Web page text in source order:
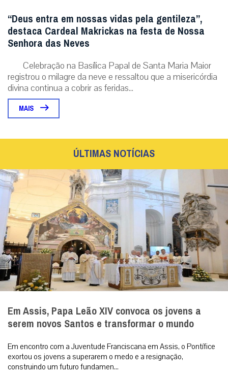
“Deus entra em nossas vidas pela gentileza”,
destaca Cardeal Makrickas na festa de Nossa
Senhora das Neves
Celebração na Basílica Papal de Santa Maria Maior
registrou o milagre da neve e ressaltou que a misericórdia
divina continua a cobrir as feridas...
MAIS
ÚLTIMAS NOTÍCIAS
Em Assis, Papa Leão XIV convoca os jovens a
serem novos Santos e transformar o mundo
Em encontro com a Juventude Franciscana em Assis, o Pontífice
exortou os jovens a superarem o medo e a resignação,
construindo um futuro fundamen...